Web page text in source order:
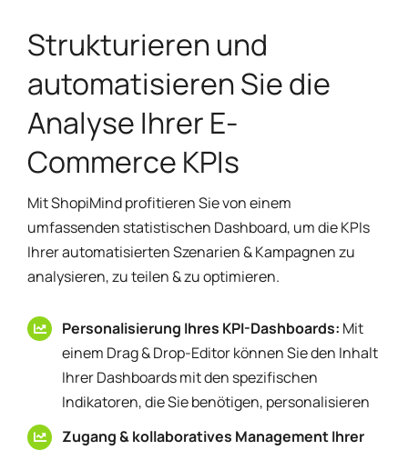
Strukturieren und
automatisieren Sie die
Analyse Ihrer E-
Commerce KPIs
Mit ShopiMind profitieren Sie von einem
umfassenden statistischen Dashboard, um die KPIs
Ihrer automatisierten Szenarien & Kampagnen zu
analysieren, zu teilen & zu optimieren.
Personalisierung Ihres KPI-Dashboards: Mit
einem Drag & Drop-Editor können Sie den Inhalt
Ihrer Dashboards mit den spezifischen
Indikatoren, die Sie benötigen, personalisieren
Zugang & kollaboratives Management Ihrer